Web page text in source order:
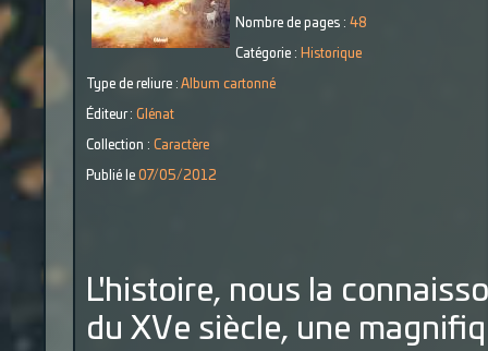
Nombre de pages : 48
Catégorie : Historique
Type de reliure : Album cartonné
Éditeur : Glénat
Collection : Caractère
Publié le 07/05/2012
L'histoire, nous la
du XVe siècle, une